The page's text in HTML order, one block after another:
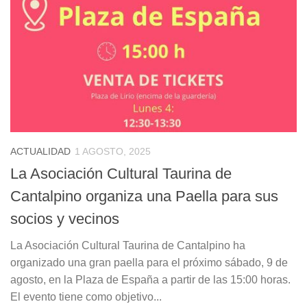
ACTUALIDAD 1 AGOSTO, 2025
La Asociación Cultural Taurina de
Cantalpino organiza una Paella para sus
socios y vecinos
La Asociación Cultural Taurina de Cantalpino ha
organizado una gran paella para el próximo sábado, 9 de
agosto, en la Plaza de España a partir de las 15:00 horas.
El evento tiene como objetivo...